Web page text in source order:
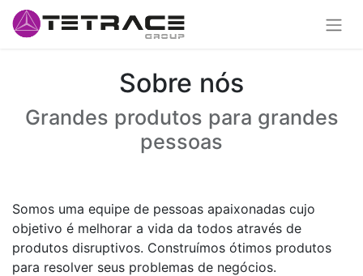
Sobre nós
Grandes produtos para grandes
pessoas
Somos uma equipe de pessoas apaixonadas cujo
objetivo é melhorar a vida da todos através de
produtos disruptivos. Construímos ótimos produtos
para resolver seus problemas de negócios.